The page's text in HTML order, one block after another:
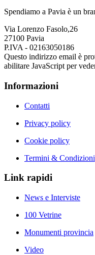
Spendiamo a Pavia è un
Via Lorenzo Fasolo,26
27100 Pavia
P.IVA - 02163050186
Questo indirizzo email è
abilitare JavaScript per
Informazioni
Contatti
Privacy policy
Cookie policy
Termini & Condizioni
Link rapidi
News e Interviste
100 Vetrine
Monumenti provincia
Video